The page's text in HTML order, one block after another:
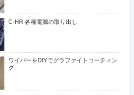
C-HR 各種電源の取り出し
ワイパーをDIYでグラファイトコーティン
グ